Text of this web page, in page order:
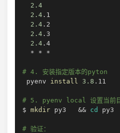
2.4
2.4 .1
2.4 .2
2.4 .3
2.4 .4
  * * *
# 4. 安装指定版本的pyton
pyenv install 3.8 .11
# 5. pyenv local 设置当前目
$ mkdir py3 && cd py3
# 验证：